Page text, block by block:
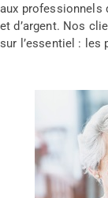
aux professionnels
et d’argent. Nos
sur l’essentiel : les